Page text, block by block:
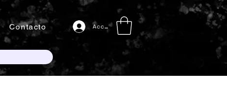
Contacto Acceso